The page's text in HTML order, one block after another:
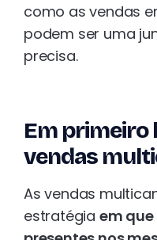
como as vendas
podem ser uma
precisa.
Em primeiro
vendas
As vendas
estratégia em